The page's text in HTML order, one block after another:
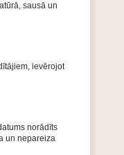
sausā un
ievērojot
norādīts
un nepareiza